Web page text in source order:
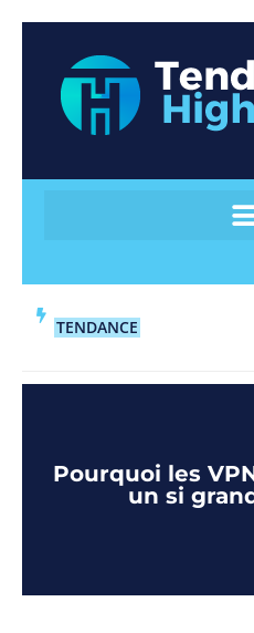
TENDANCE
Pourquoi les
un si